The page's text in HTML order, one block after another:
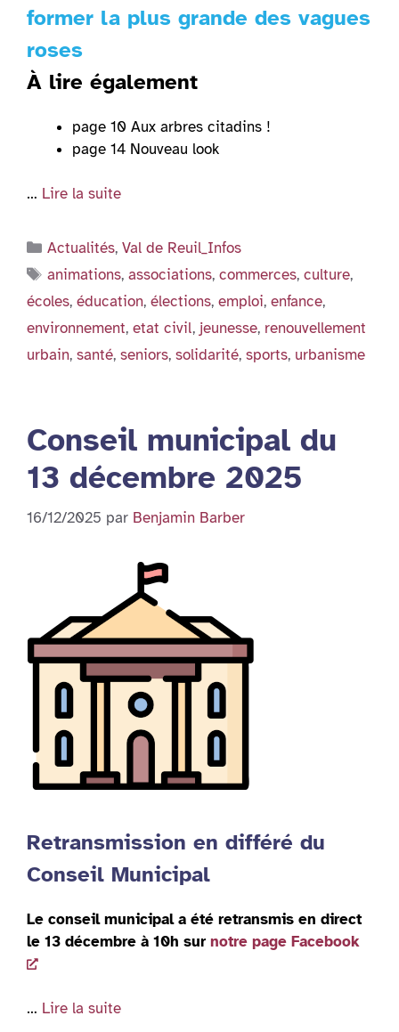
former la plus grande des vagues
roses
À lire également
page 10 Aux arbres citadins !
page 14 Nouveau look
… Lire la suite
Catégories
Actualités,Val de Reuil_Infos
Étiquettes
animations,associations,commerces,culture,
écoles, éducation, élections, emploi, enfance,
environnement, etat civil, jeunesse, renouvellement
urbain, santé, seniors, solidarité, sports, urbanisme
Conseil municipal du
13 décembre 2025
16/12/2025 par Benjamin Barber
Retransmission en différé du
Conseil Municipal
Le conseil municipal a été retransmis en direct
le 13 décembre à 10h sur notre page Facebook
… Lire la suite